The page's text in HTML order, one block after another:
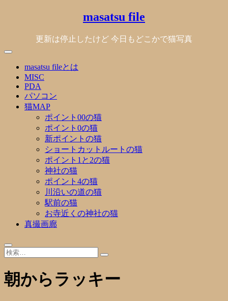
masatsu file
更新は停止したけど 今日もどこかで猫写真
masatsu fileとは
MISC
PDA
パソコン
猫MAP
ポイント00の猫
ポイント0の猫
新ポイントの猫
ショートカットルートの猫
ポイント1と2の猫
神社の猫
ポイント4の猫
川沿いの道の猫
駅前の猫
お寺近くの神社の猫
真撮画廊
朝からラッキー